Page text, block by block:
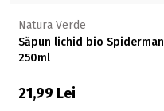
Natura Verde
Săpun lichid bio Spiderman
250ml
21,99 Lei